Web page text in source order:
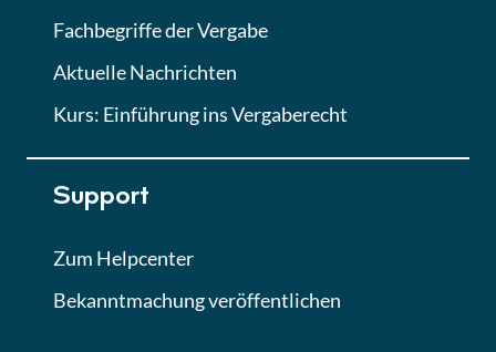
Fachbegriffe der Vergabe
Aktuelle Nachrichten
Kurs: Einführung ins Vergaberecht
Support
Zum Helpcenter
Bekanntmachung veröffentlichen